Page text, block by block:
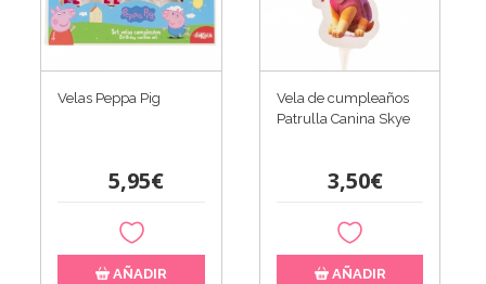
Velas Peppa Pig
5,95€
AÑADIR
Vela de cumpleaños
Patrulla Canina Skye
3,50€
AÑADIR